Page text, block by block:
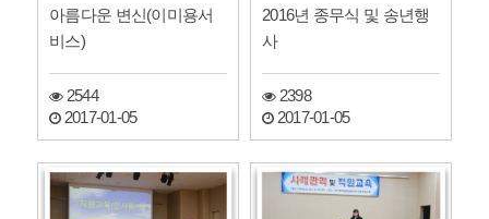
아름다운 변신(이미용서
비스)
2544
2017-01-05
2016년 종무식 및 송년행
사
2398
2017-01-05